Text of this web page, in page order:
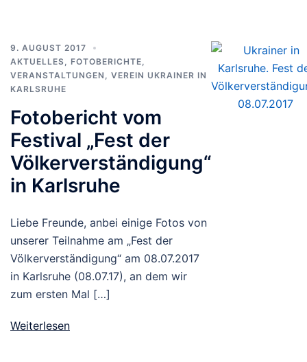
9. AUGUST 2017
AKTUELLES
FOTOBERICHTE
VERANSTALTUNGEN
VEREIN UKRAINER IN
KARLSRUHE
Fotobericht vom
Festival „Fest der
Völkerverständigung“
in Karlsruhe
Liebe Freunde, anbei einige Fotos von
unserer Teilnahme am „Fest der
Völkerverständigung“ am 08.07.2017
in Karlsruhe (08.07.17), an dem wir
zum ersten Mal […]
Weiterlesen